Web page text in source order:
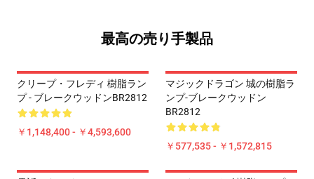
最高の売り手製品
クリープ・フレディ 樹脂ラン
プ - ブレークウッドンBR2812
￥1,148,400 - ￥4,593,600
マジックドラゴン 城の樹脂ラ
ンプ-ブレークウッドン
BR2812
￥577,535 - ￥1,572,815